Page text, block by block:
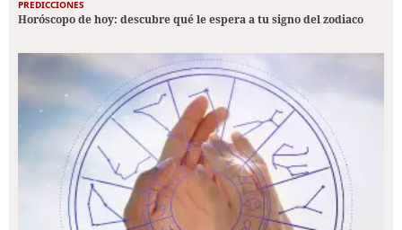
PREDICCIONES
Horóscopo de hoy: descubre qué le espera a tu signo del zodiaco